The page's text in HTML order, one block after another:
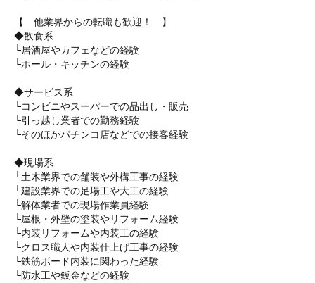
【 他業界からの転職も歓迎！ 】
◆飲食系
└居酒屋やカフェなどの経験
└ホール・キッチンの経験
◆サービス系
└コンビニやスーパーでの品出し・販売
└引っ越し業者での勤務経験
└そのほかパチンコ店などでの接客経験
◆現場系
└土木業界での舗装や外構工事の経験
└建設業界での足場工や大工の経験
└解体業者での現場作業員経験
└屋根・外壁の塗装やリフォーム経験
└内装リフォームや内装工の経験
└クロス職人や内装仕上げ工事の経験
└鉄筋ボード内装に関わった経験
└防水工や鈑金などの経験